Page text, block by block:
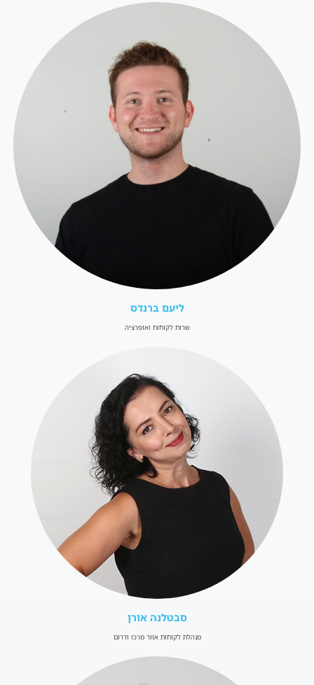
ליעם ברנדס
שרות לקוחות ואופרציה
סבטלנה אורן
מנהלת לקוחות אזור מרכז ודרום